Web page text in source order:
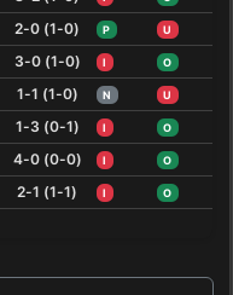
2-0 (1-0) P U
3-0 (1-0) I O
1-1 (1-0) N U
1-3 (0-1) I O
4-0 (0-0) I O
2-1 (1-1) I O